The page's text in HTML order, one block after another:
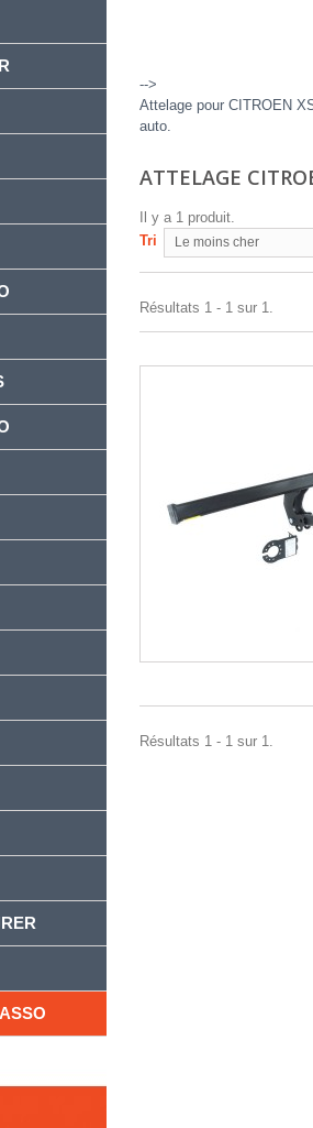
-->
Attelage pour CITROEN
auto.
ATTELAGE
Il y a 1 produit.
Tri Le moins cher
Résultats 1 - 1 sur 1.
Résultats 1 - 1 sur 1.